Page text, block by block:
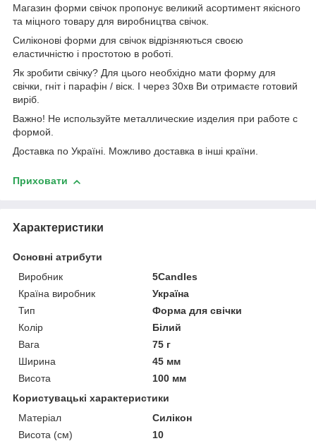
Магазин форми cвічок пропонує великий асортимент якісного
та міцного товару для виробництва свічок.
Силіконові форми для свічок відрізняються своєю
еластичністю і простотою в роботі.
Як зробити свічку? Для цього необхідно мати форму для
свічки, гніт і парафін / віск. І через 30хв Ви отримаєте готовий
виріб.
Важно! Не используйте металлические изделия при работе с
формой.
Доставка по Україні. Можливо доставка в інші країни.
Приховати
Характеристики
Основні атрибути
Виробник
5Candles
Країна виробник
Україна
Тип
Форма для свічки
Колір
Білий
Вага
75 г
Ширина
45 мм
Висота
100 мм
Користувацькі характеристики
Матеріал
Силікон
Висота (см)
10